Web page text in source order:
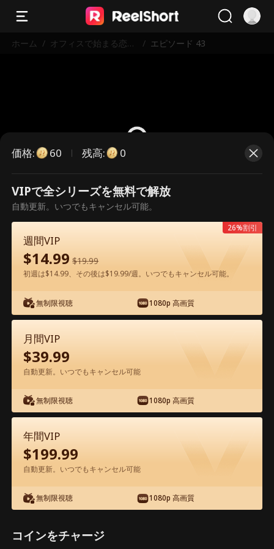
ホーム / オフィスで始まる恋の
/ エピソード 43
こちらは有料のエピソードです。視
聴いただくには解放が必要です。
アプリ内で無料視聴可能
エピソード43 - オフィスで始まる恋の駆
け引き 映画フル
0-49 50-56
43 46
価格: 60 残高: 0
VIPで全シリーズを無料で解放
自動更新。いつでもキャンセル可能。
週間VIP
$14.99 $19.99
初週は$14.99、その後は$19.99/週。いつでもキャンセル可能。
無制限視聴 1080p 高画質
26%割引
月間VIP
$39.99
自動更新。いつでもキャンセル可能
無制限視聴 1080p 高画質
年間VIP
$199.99
自動更新。いつでもキャンセル可能
無制限視聴 1080p 高画質
コインをチャージ